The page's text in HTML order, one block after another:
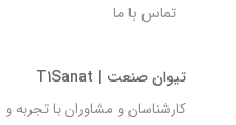
تماس با ما
تیوان صنعت | T1Sanat
کارشناسان و مشاوران با تجربه